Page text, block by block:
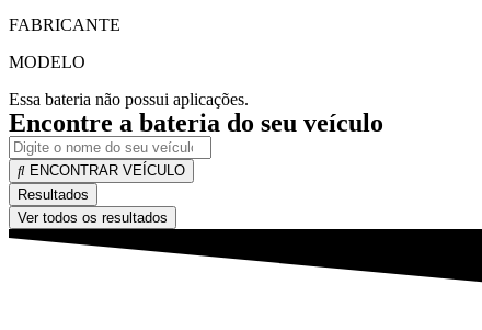
FABRICANTE
MODELO
Essa bateria não possui aplicações.
Encontre a bateria do seu veículo
ENCONTRAR VEÍCULO
Resultados
Ver todos os resultados